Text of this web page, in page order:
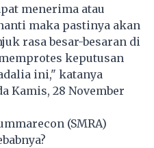
menerima atau
maka pastinya akan
rasa besar-besaran di
keputusan
ini," katanya
Kamis, 28 November
(SMRA)